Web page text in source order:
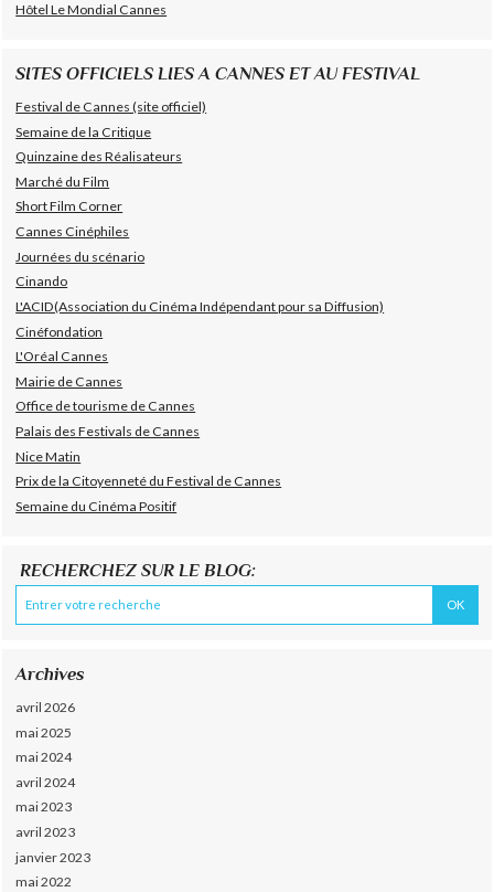
Hôtel Le Mondial Cannes
SITES OFFICIELS LIES A CANNES ET AU FESTIVAL
Festival de Cannes (site officiel)
Semaine de la Critique
Quinzaine des Réalisateurs
Marché du Film
Short Film Corner
Cannes Cinéphiles
Journées du scénario
Cinando
L'ACID(Association du Cinéma Indépendant pour sa Diffusion)
Cinéfondation
L'Oréal Cannes
Mairie de Cannes
Office de tourisme de Cannes
Palais des Festivals de Cannes
Nice Matin
Prix de la Citoyenneté du Festival de Cannes
Semaine du Cinéma Positif
RECHERCHEZ SUR LE BLOG:
Archives
avril 2026
mai 2025
mai 2024
avril 2024
mai 2023
avril 2023
janvier 2023
mai 2022